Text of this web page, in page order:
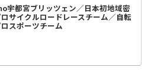
宇都宮ブリッツェン／日本初地域密
サイクルロードレースチーム／自転
スポーツチーム